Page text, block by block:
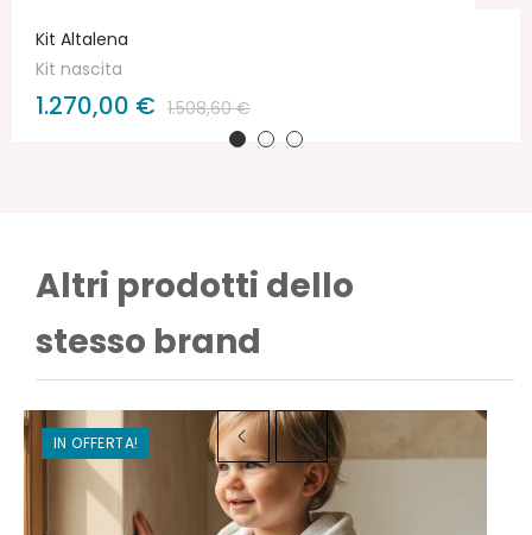
Kit Altalena
Kit nascita
1.270,00 € 1.508,60 €
Altri prodotti dello
stesso brand
IN OFFERTA!